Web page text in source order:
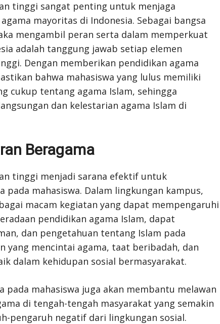
tinggi sangat penting untuk menjaga
mayoritas di Indonesia. Sebagai bangsa
mengambil peran serta dalam memperkuat
adalah tanggung jawab setiap elemen
Dengan memberikan pendidikan agama
bahwa mahasiswa yang lulus memiliki
cukup tentang agama Islam, sehingga
dan kelestarian agama Islam di
Beragama
tinggi menjadi sarana efektif untuk
pada mahasiswa. Dalam lingkungan kampus,
macam kegiatan yang dapat mempengaruhi
pendidikan agama Islam, dapat
dan pengetahuan tentang Islam pada
yang mencintai agama, taat beribadah, dan
dalam kehidupan sosial bermasyarakat.
pada mahasiswa juga akan membantu melawan
di tengah-tengah masyarakat yang semakin
pengaruh negatif dari lingkungan sosial.